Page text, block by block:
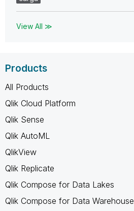
View All ≫
Products
All Products
Qlik Cloud Platform
Qlik Sense
Qlik AutoML
QlikView
Qlik Replicate
Qlik Compose for Data Lakes
Qlik Compose for Data Warehouse